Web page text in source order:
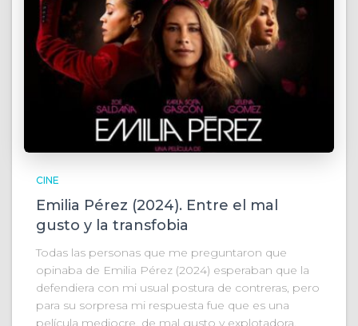
CINE
Emilia Pérez (2024). Entre el mal
gusto y la transfobia
Todas las personas que me preguntaron que
opinaba de Emilia Pérez (2024) esperaban que la
defendiera con mi usual postura de contreras, pero
para su sorpresa mi respuesta fue que es una
película mediocre, de mal gusto y explotadora.